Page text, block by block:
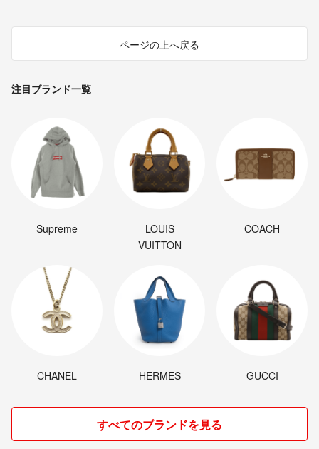
ページの上へ戻る
注目ブランド一覧
Supreme
LOUIS
VUITTON
COACH
CHANEL HERMES GUCCI
すべてのブランドを見る